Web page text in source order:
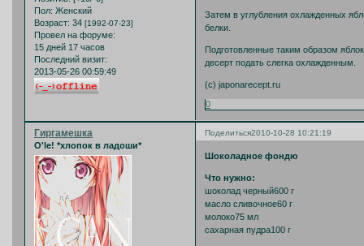
Пол: Женский
Возраст: 34 [1992-07-23]
Провел на форуме:
15 дней 17 часов
Последний визит:
2013-05-26 00:59:49
Затем в углубления охлажденных
белки.
Подготовленные таким образом
десерт подать слегка охлажденным.
(с) japonarecept.ru
0
Поделиться2010-10-28 10:21:19
Гиргамешка
O'le! *хлопок в ладоши*
Шоколадное фондю
Что нужно:
шоколад черный600 г
масло сливочное60 г
молоко75 мл
сахарная пудра100 г